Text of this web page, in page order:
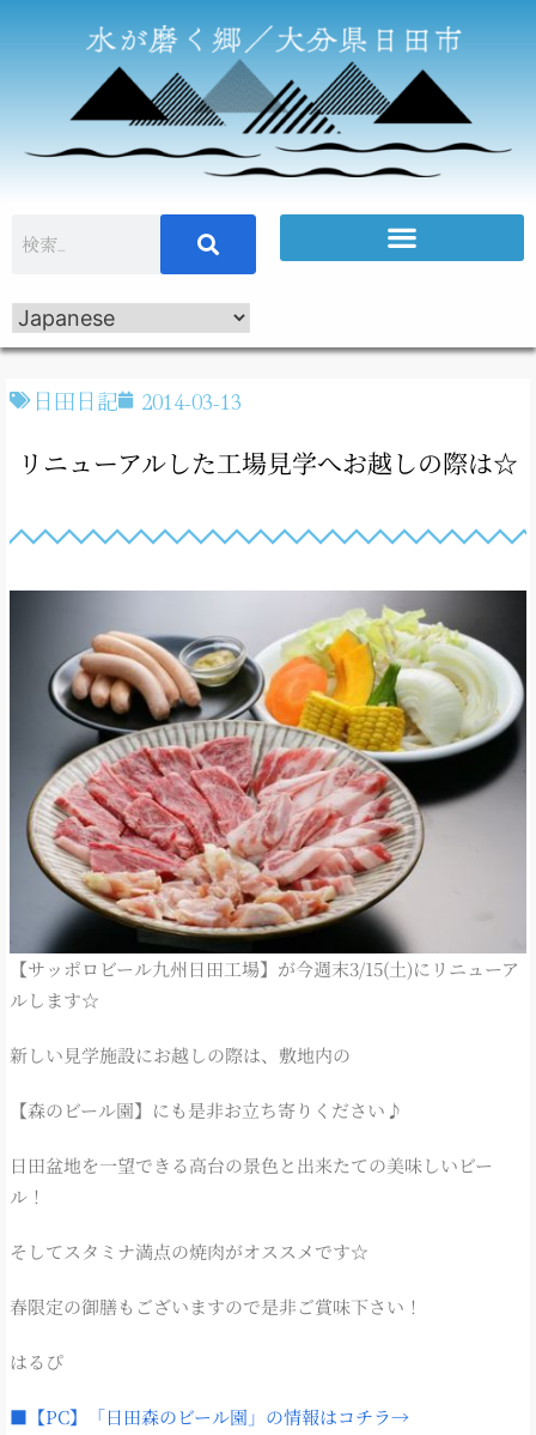
日田日記 2014-03-13
リニューアルした工場見学へお越しの際は☆
【サッポロビール九州日田工場】が今週末3/15(土)にリニューア
ルします☆
新しい見学施設にお越しの際は、敷地内の
【森のビール園】にも是非お立ち寄りください♪
日田盆地を一望できる高台の景色と出来たての美味しいビー
ル！
そしてスタミナ満点の焼肉がオススメです☆
春限定の御膳もございますので是非ご賞味下さい！
はるぴ
■【PC】「日田森のビール園」の情報はコチラ→